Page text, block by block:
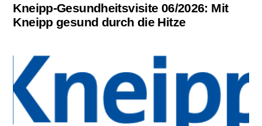
Kneipp-Gesundheitsvisite 06/2026: Mit
Kneipp gesund durch die Hitze